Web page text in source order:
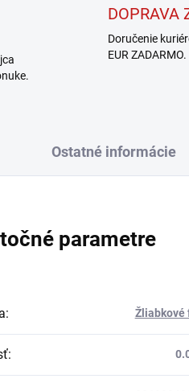
DOPRAVA
Doručenie
EUR ZADARMO.
Ostatné informácie
parametre
: Žliabkové
: